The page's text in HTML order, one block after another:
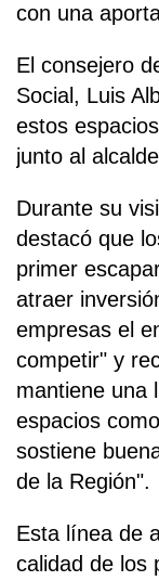
con una
El consejero
Social, Luis
estos
junto al
Durante su
destacó que
primer
atraer
empresas el
competir" y
mantiene una
espacios
sostiene
de la Región".
Esta línea de
calidad de los